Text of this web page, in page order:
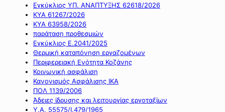
Εγκύκλιος ΥΠ. ΑΝΑΠΤΥΞΗΣ 62618/2026
ΚΥΑ 61267/2026
ΚΥΑ 63958/2026
παράταση προθεσμιών
Εγκύκλιος Ε.2041/2025
Θερμική καταπόνηση εργαζομένων
Περιφερειακή Ενότητα Κοζάνης
Κοινωνική ασφάλιση
Κανονισμός Ασφάλισης ΙΚΑ
ΠΟΛ 1139/2006
Άδειες ίδρυσης και λειτουργίας εργοταξίων
Υ.Α. 55575/Ι.479/1965